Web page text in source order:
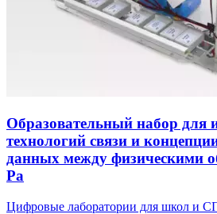
Образовательный набор для
технологий связи и
данных между физическими
Ра
Цифровые лаборатории для школ и